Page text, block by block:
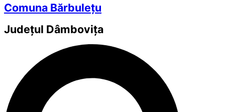
Comuna Bărbulețu
Județul Dâmbovița